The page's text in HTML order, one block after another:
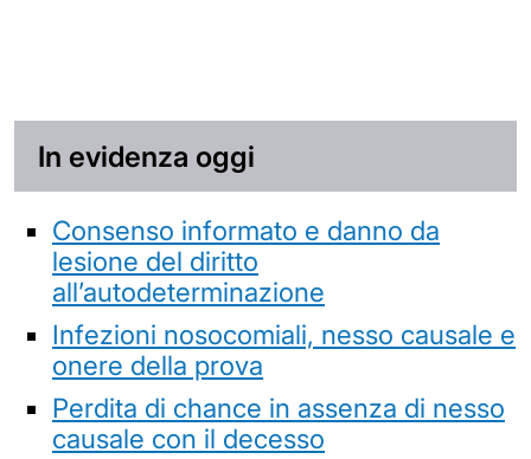
In evidenza oggi
Consenso informato e danno da
lesione del diritto
all’autodeterminazione
Infezioni nosocomiali, nesso causale e
onere della prova
Perdita di chance in assenza di nesso
causale con il decesso